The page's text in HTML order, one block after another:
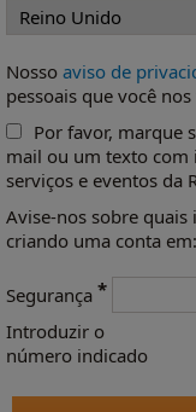
Nosso aviso de
pessoais que você
Por favor, marque
mail ou um texto com
serviços e eventos da
Avise-nos sobre quais
criando uma conta em:
Segurança *
Introduzir o
número indicado